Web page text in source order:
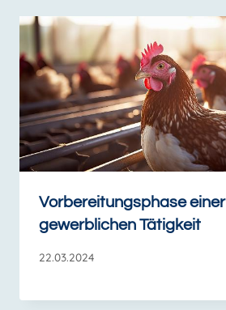
Vorbereitungsphase einer
gewerblichen Tätigkeit
22.03.2024